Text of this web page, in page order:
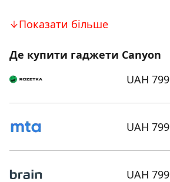
Показати більше
Де купити гаджети Canyon
UAH 799
UAH 799
UAH 799